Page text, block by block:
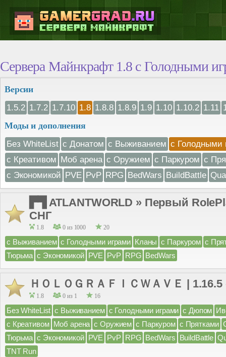
Сервера Майнкрафт 1.8 с Голодными
Версии
1.5.2 1.7.2 1.7.10 1.8 1.8.8 1.8.9 1.9 1.10 1.10.2 1.11
Моды и дополнения
Без WhiteList с Донатом с Выживанием с Голодными
с Креативом Моб арена с Оружием с Паркуром с
с Экономикой PVE PvP RPG BedWars BuildBattle
▛▜ ATLANTWORLD » Первый
СНГ
1.8 0 из 1000 20
с Выживанием с Голодными играми Кланы с Паркуром с
Тюрьма с Экономикой PVE PvP RPG BedWars
ＨＯＬＯＧＲＡＦＩＣＷＡＶＥ | 1.16.5
1.8 0 из 1 16
Без WhiteList с Выживанием с Голодными играми с Дюпом
с Креативом Моб арена с Оружием с Паркуром с Прятками
Тюрьма с Экономикой PVE PvP RPG BedWars BuildBattle
TNT Run